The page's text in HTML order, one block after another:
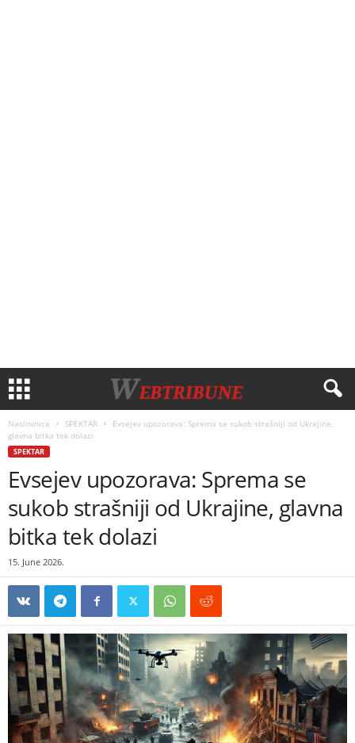
Naslovnica SPEKTAR
Evsejev upozorava: Sprema se sukob strašniji od Ukrajine,
glavna bitka tek dolazi
SPEKTAR
Evsejev upozorava: Sprema se
sukob strašniji od Ukrajine, glavna
bitka tek dolazi
15. June 2026.